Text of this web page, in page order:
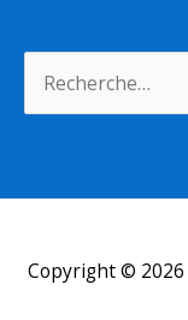
Copyright © 2026